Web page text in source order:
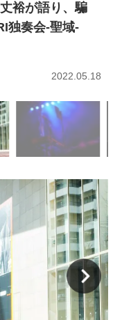
裕が語り、騙
独奏会-聖域-
2022.05.18